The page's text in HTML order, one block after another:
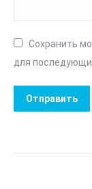
Сохранить
для